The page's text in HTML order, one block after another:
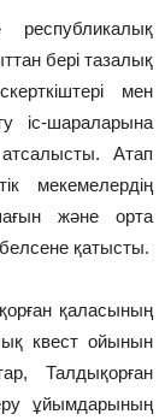
бері тазалық
мен
іс-шараларына
Атап
мекемелердің
және орта
қатысты.
қаласының
квест ойынын
Талдықорған
ұйымдарының